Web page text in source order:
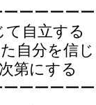
ーーーーー
自立する
自分を信
第にする
ーーーーー